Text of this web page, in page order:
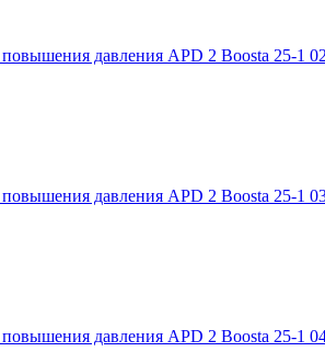
повышения давления APD 2 Boosta 25-1 02
повышения давления APD 2 Boosta 25-1
повышения давления APD 2 Boosta 25-1